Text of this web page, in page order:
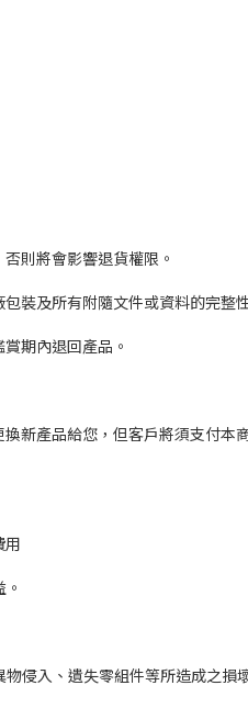
則將會影響退貨權限。
裝及所有附隨文件或資料的完整
期內退回產品。
新產品給您，但客戶將須支付
用
侵入、遺失零組件等所造成之損